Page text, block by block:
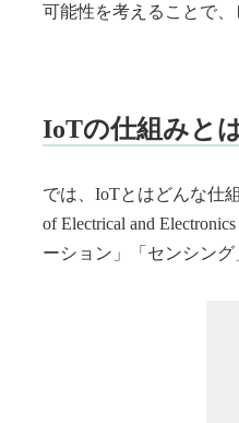
可能性を考えることで、
IoTの仕組みと
では、IoTとはどんな仕
of Electrical and
ーション」「センシン